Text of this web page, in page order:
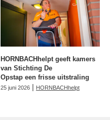
HORNBACHhelpt geeft kamers
van Stichting De
Opstap een frisse uitstraling
25 juni 2026 | HORNBACHhelpt